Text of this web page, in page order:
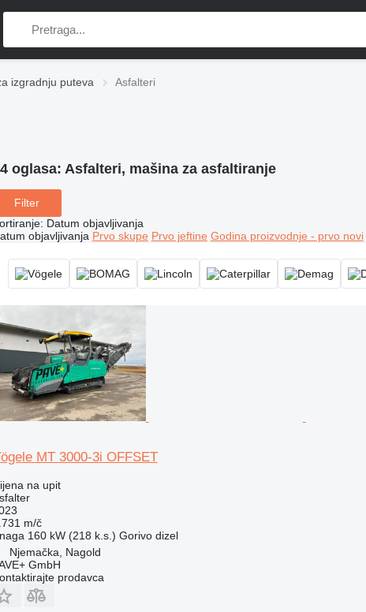
izgradnju puteva Asfalteri
oglasa: Asfalteri, mašina za asfaltiranje
Filter
: Datum objavljivanja
objavljivanja Prvo skupe Prvo jeftine Godina proizvodnje - prvo novi
MT 3000-3i OFFSET
na upit
m/č
160 kW (218 k.s.) Gorivo dizel
Njemačka, Nagold
GmbH
prodavca